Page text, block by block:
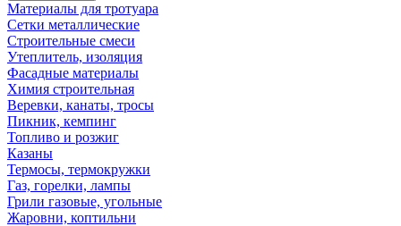
Материалы для тротуара
Сетки металлические
Строительные смеси
Утеплитель, изоляция
Фасадные материалы
Химия строительная
Веревки, канаты, тросы
Пикник, кемпинг
Топливо и розжиг
Казаны
Термосы, термокружки
Газ, горелки, лампы
Грили газовые, угольные
Жаровни, коптильни